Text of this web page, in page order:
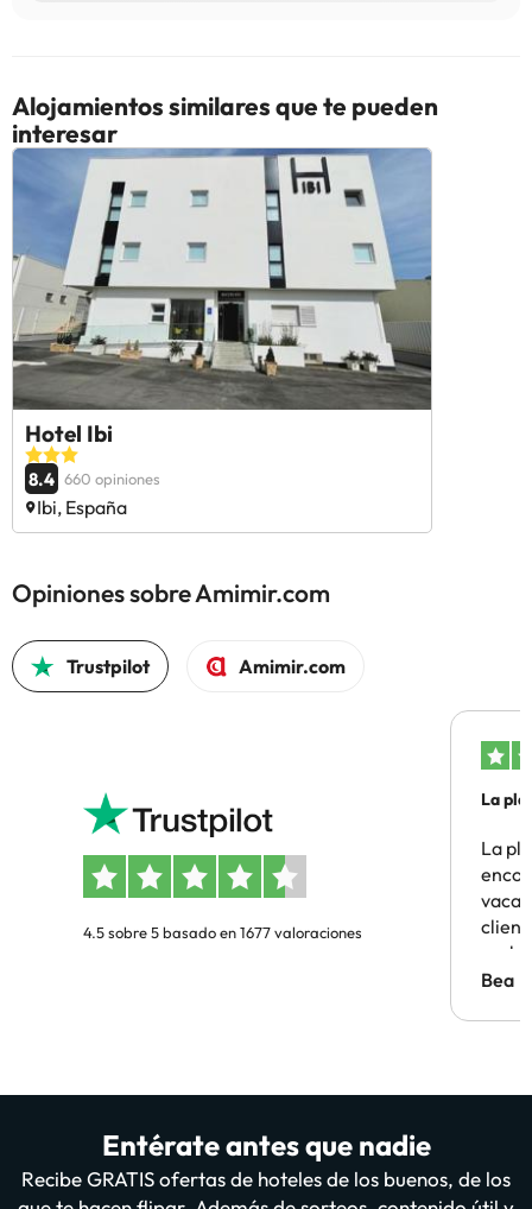
Alojamientos similares que te pueden
interesar
Hotel Ibi
8.4 660 opiniones
Ibi, España
Opiniones sobre Amimir.com
Trustpilot Amimir.com
4.5 sobre 5 basado en 1677 valoraciones
La
La
Bea
Entérate antes que nadie
Recibe GRATIS ofertas de hoteles de los buenos, de los